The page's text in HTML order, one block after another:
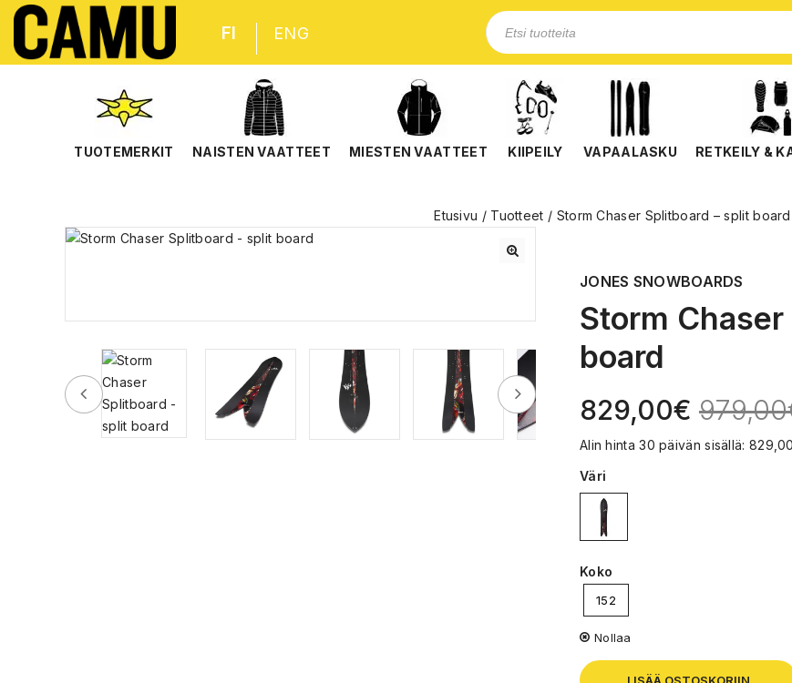
FI ENG
TUOTEMERKIT NAISTEN VAATTEET MIESTEN VAATTEET KIIPEILY VAPAALASKU RETKEILY &
Etusivu / Tuotteet / Storm Chaser Splitboard – split board
JONES SNOWBOARDS
Storm
board
829,00€ 979,00
Alin hinta 30 päivän sisällä: 829,00
Väri
Koko
152
Nollaa